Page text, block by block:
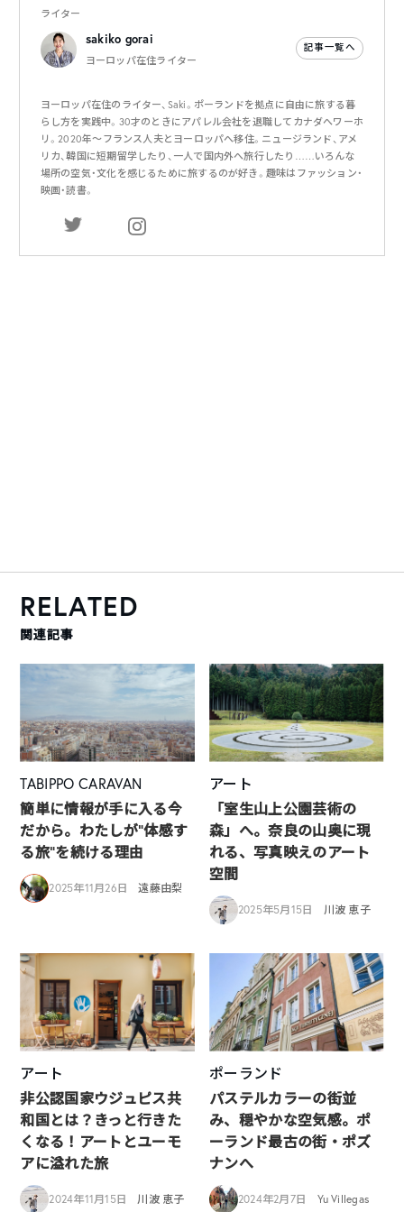
ライター
sakiko gorai
ヨーロッパ在住ライター
記事一覧へ
ヨーロッパ在住のライター、Saki。ポーランドを拠点に自由に旅する暮
らし方を実践中。30才のときにアパレル会社を退職してカナダへワーホ
リ。2020年〜フランス人夫とヨーロッパへ移住。ニュージランド、アメ
リカ、韓国に短期留学したり、一人で国内外へ旅行したり……いろんな
場所の空気・文化を感じるために旅するのが好き。趣味はファッション・
映画・読書。
RELATED
関連記事
TABIPPO CARAVAN
簡単に情報が手に入る今
だから。わたしが“体感す
る旅”を続ける理由
2025年11月26日 遠藤由梨
アート
「室生山上公園芸術の
森」へ。奈良の山奥に現
れる、写真映えのアート
空間
2025年5月15日 川波 恵子
アート
非公認国家ウジュピス共
和国とは？きっと行きた
くなる！アートとユーモ
アに溢れた旅
2024年11月15日 川波 恵子
ポーランド
パステルカラーの街並
み、穏やかな空気感。ポ
ーランド最古の街・ポズ
ナンへ
2024年2月7日 Yu Villegas